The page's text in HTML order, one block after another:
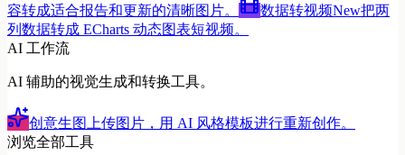
容转成适合报告和更新的清晰图片。
数据转视频New把两
列数据转成 ECharts 动态图表短视频。
AI 工作流
AI 辅助的视觉生成和转换工具。
创意生图 上传图片，用 AI 风格模板进行重新创作。
浏览全部工具